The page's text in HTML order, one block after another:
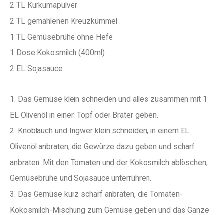
2 TL Kurkumapulver
2 TL gemahlenen Kreuzkümmel
1 TL Gemüsebrühe ohne Hefe
1 Dose Kokosmilch (400ml)
2 EL Sojasauce
1. Das Gemüse klein schneiden und alles zusammen mit 1
EL Olivenöl in einen Topf oder Bräter geben.
2. Knoblauch und Ingwer klein schneiden, in einem EL
Olivenöl anbraten, die Gewürze dazu geben und scharf
anbraten. Mit den Tomaten und der Kokosmilch ablöschen,
Gemüsebrühe und Sojasauce unterrühren.
3. Das Gemüse kurz scharf anbraten, die Tomaten-
Kokosmilch-Mischung zum Gemüse geben und das Ganze